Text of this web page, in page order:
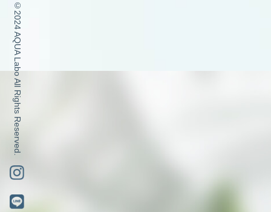
©2024 AQUA Labo All Rights Reserved.